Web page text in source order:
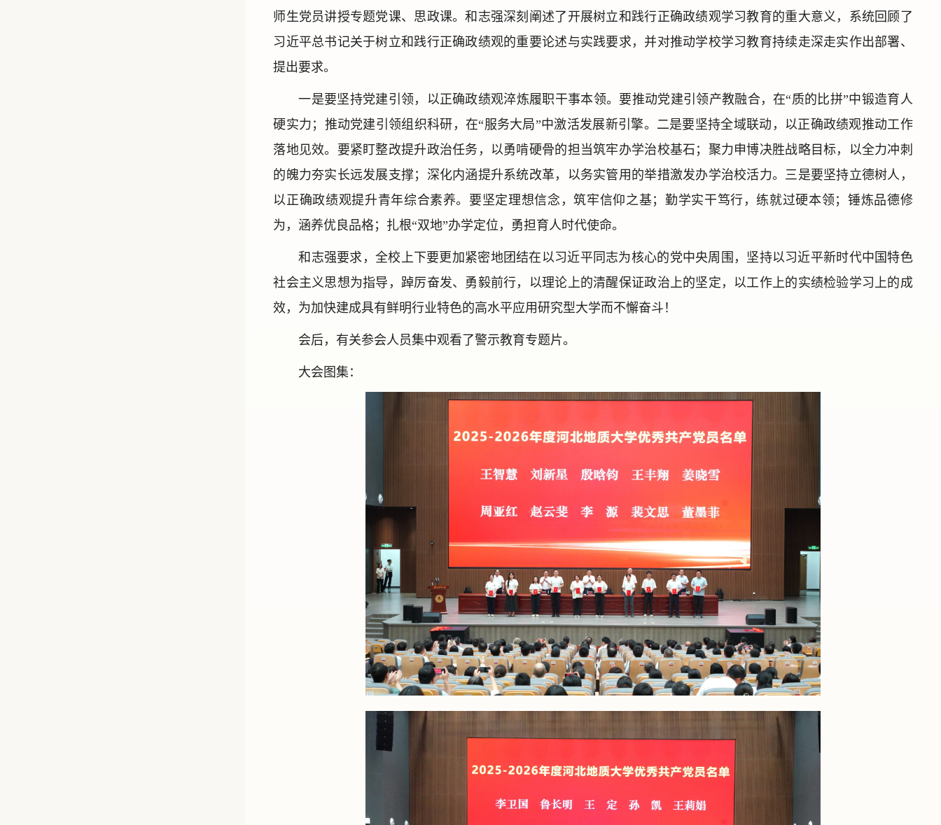
师生党员讲授专题党课、思政课。和志强深刻阐述了开展树立和践行正确政绩观学习教育的重大意义，系统回顾了
习近平总书记关于树立和践行正确政绩观的重要论述与实践要求，并对推动学校学习教育持续走深走实作出部署、
提出要求。
一是要坚持党建引领，以正确政绩观淬炼履职干事本领。要推动党建引领产教融合，在“质的比拼”中锻造育人
硬实力；推动党建引领组织科研，在“服务大局”中激活发展新引擎。二是要坚持全域联动，以正确政绩观推动工作
落地见效。要紧盯整改提升政治任务，以勇啃硬骨的担当筑牢办学治校基石；聚力申博决胜战略目标，以全力冲刺
的魄力夯实长远发展支撑；深化内涵提升系统改革，以务实管用的举措激发办学治校活力。三是要坚持立德树人，
以正确政绩观提升青年综合素养。要坚定理想信念，筑牢信仰之基；勤学实干笃行，练就过硬本领；锤炼品德修
为，涵养优良品格；扎根“双地”办学定位，勇担育人时代使命。
和志强要求，全校上下要更加紧密地团结在以习近平同志为核心的党中央周围，坚持以习近平新时代中国特色
社会主义思想为指导，踔厉奋发、勇毅前行，以理论上的清醒保证政治上的坚定，以工作上的实绩检验学习上的成
效，为加快建成具有鲜明行业特色的高水平应用研究型大学而不懈奋斗！
会后，有关参会人员集中观看了警示教育专题片。
大会图集：